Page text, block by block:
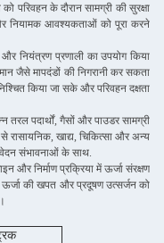
परिवहन के दौरान सामग्री की सुरक्षा
नियामक आवश्यकताओं को पूरा करने
नियंत्रण प्रणाली का उपयोग किया
जैसे मापदंडों की निगरानी कर सकता
किया जा सके और परिवहन दक्षता
तरल पदार्थों, गैसों और पाउडर सामग्री
खाद्य, चिकित्सा और अन्य
संभावनाओं के साथ.
और निर्माण प्रक्रिया में ऊर्जा संरक्षण
ऊर्जा की खपत और प्रदूषण उत्सर्जन को